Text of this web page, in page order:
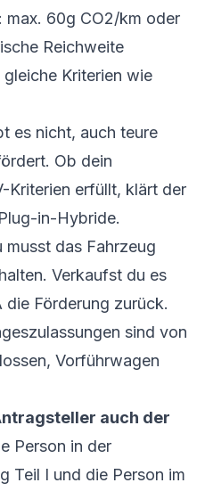
60g CO2/km oder
Reichweite
Kriterien wie
es nicht, auch teure
Ob dein
Kriterien erfüllt, klärt der
in-Hybride.
musst das Fahrzeug
halten. Verkaufst du es
Förderung zurück.
sind von
Vorführwagen
auch der
Person in der
Teil I und die Person im